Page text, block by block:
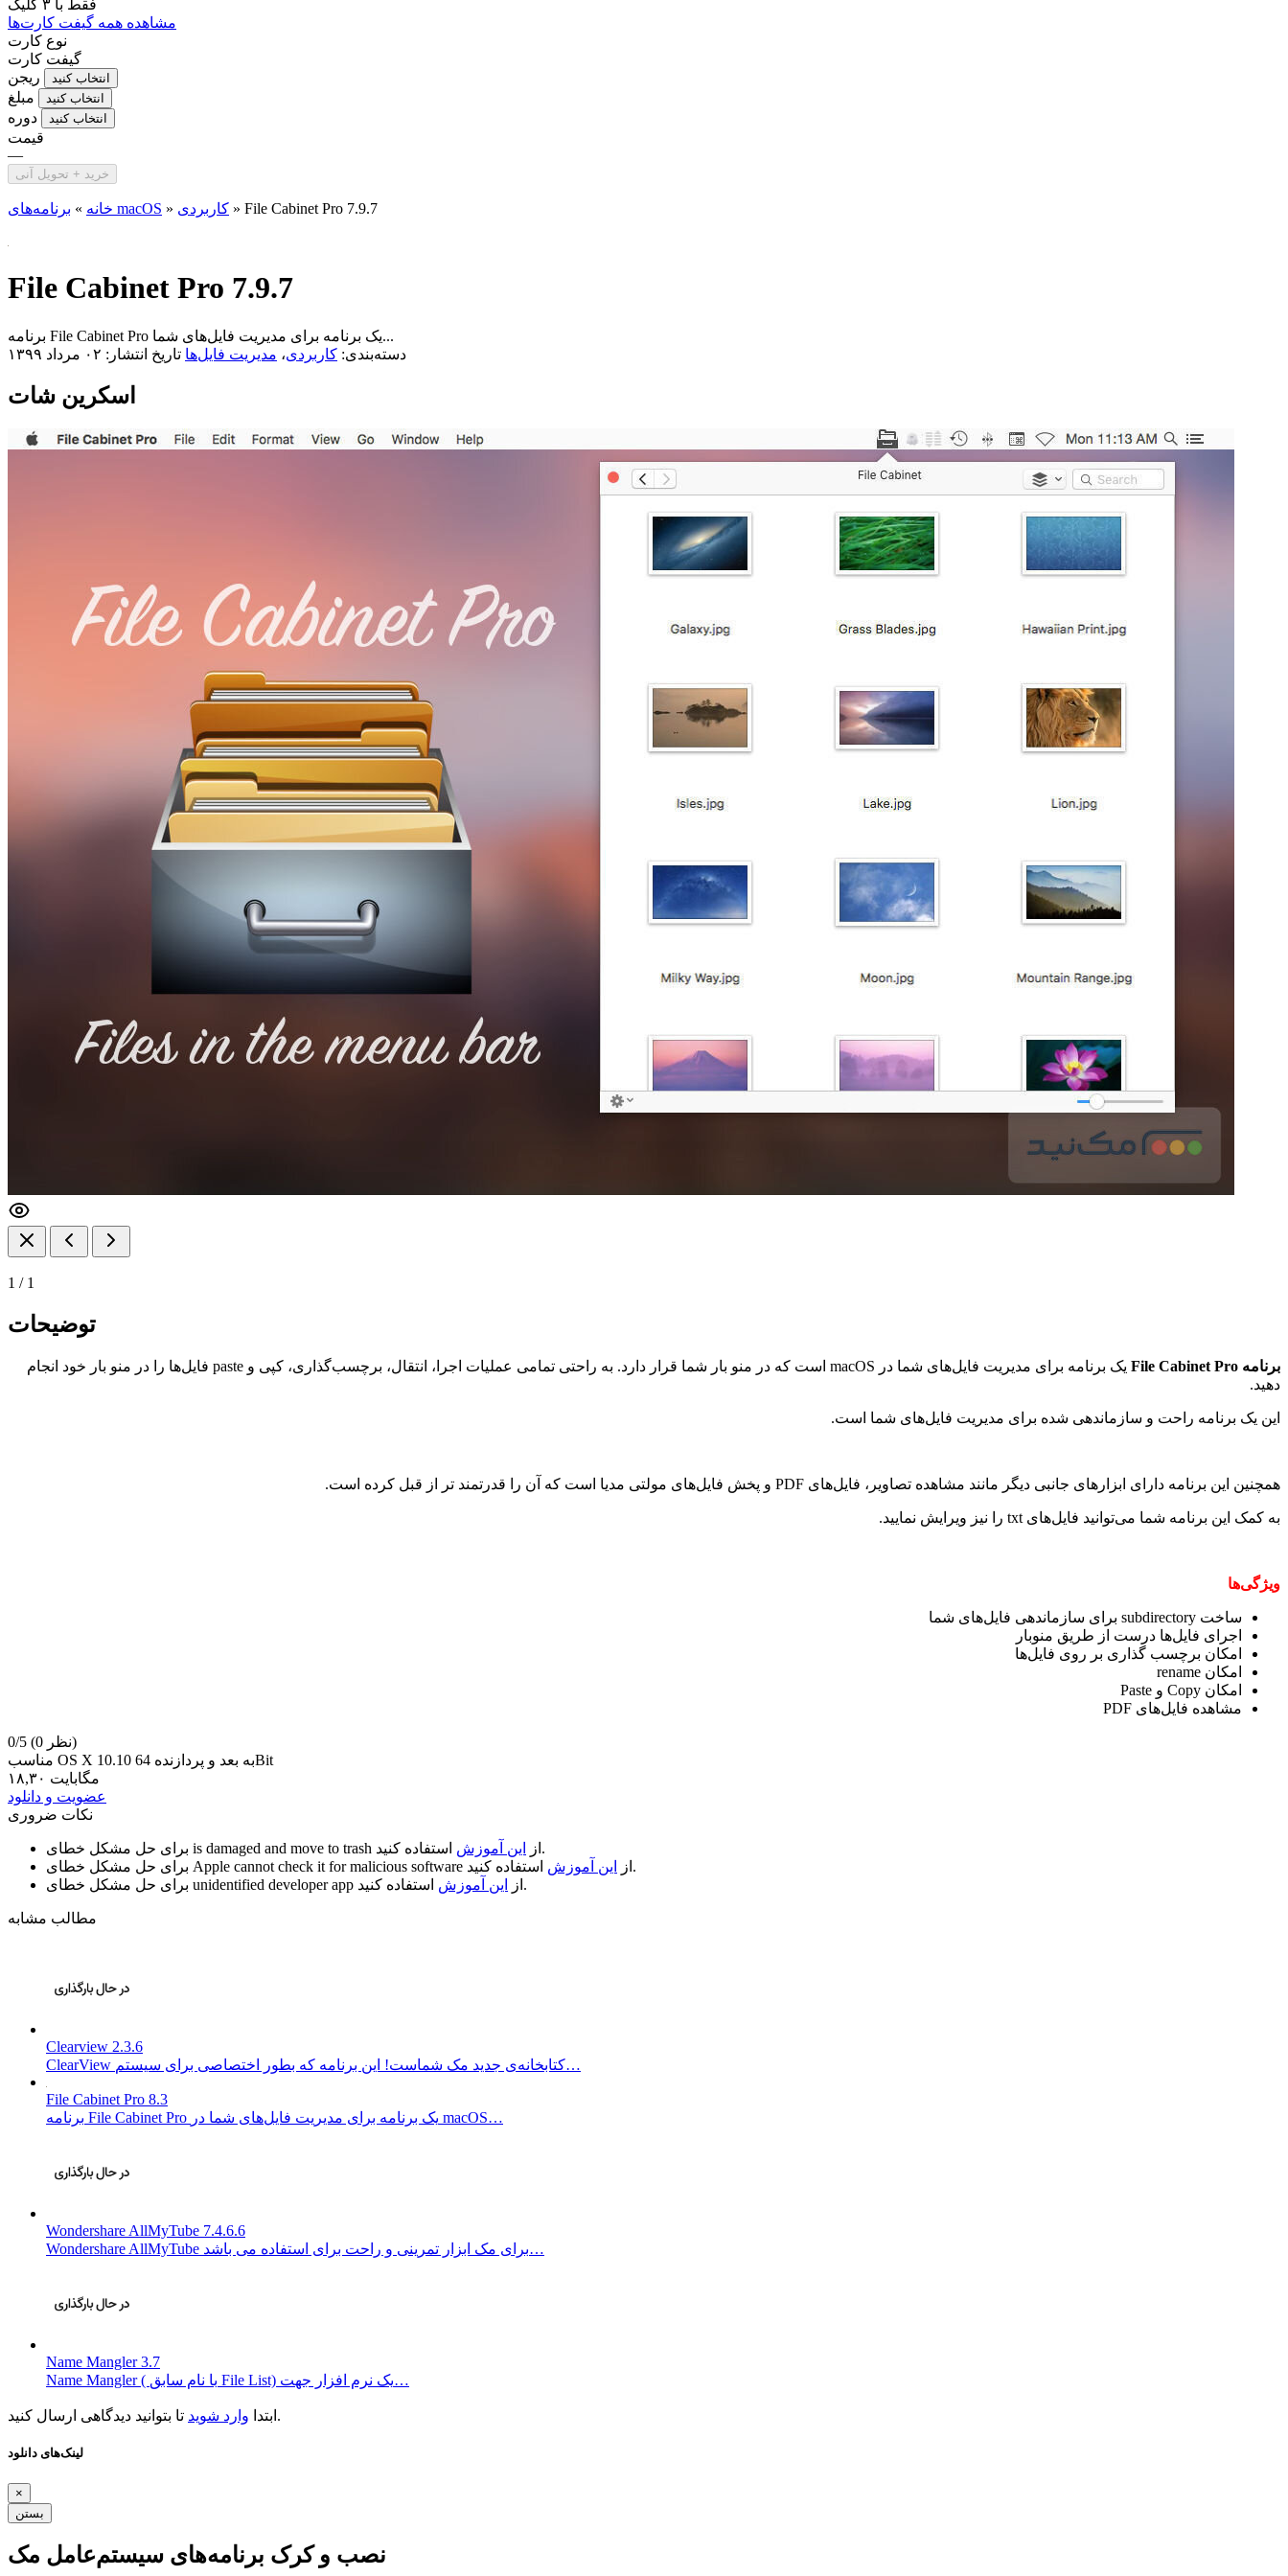
فقط با ۳ کلیک
مشاهده همه گیفت کارت‌ها
نوع کارت
گیفت کارت
ریجن
انتخاب کنید
مبلغ انتخاب کنید
دوره انتخاب کنید
قیمت
—
خرید + تحویل آنی
خانه » برنامه‌های macOS » کاربردی » File Cabinet Pro 7.9.7
File Cabinet Pro 7.9.7
برنامه File Cabinet Pro یک برنامه برای مدیریت فایل‌های شما...
دسته‌بندی: کاربردی، مدیریت فایل‌ها تاریخ انتشار: ۰۲ مرداد ۱۳۹۹
اسکرین شات
1 / 1
توضیحات
برنامه File Cabinet Pro
یک برنامه برای مدیریت فایل‌های شما در macOS است که در منو بار شما قرار دارد. به راحتی تمامی عملیات اجرا، انتقال، برچسب‌گذاری، کپی و paste فایل‌ها را در منو بار خود انجام
دهید.
این یک برنامه راحت و سازماندهی شده برای مدیریت فایل‌های شما است.
همچنین این برنامه دارای ابزار‌های جانبی دیگر مانند مشاهده تصاویر، فایل‌های PDF و پخش فایل‌های مولتی مدیا است که آن را قدرتمند تر از قبل کرده است.
به کمک این برنامه شما می‌توانید فایل‌های txt را نیز ویرایش نمایید.
ویژگی‌ها
ساخت subdirectory برای سازماندهی فایل‌های شما
اجرای فایل‌ها درست از طریق منوبار
امکان برچسب گذاری بر روی فایل‌ها
امکان rename
امکان Copy و Paste
مشاهده فایل‌های PDF
0/5
(0 نظر)
مناسب OS X 10.10 به بعد و پردازنده 64Bit
۱۸,۳۰ مگابایت
عضویت و دانلود
نکات ضروری
is damaged and move to trash از این آموزش
استفاده کنید.
Apple cannot check it for malicious software از این آموزش
استفاده کنید.
unidentified developer app از این آموزش استفاده کنید.
مطالب مشابه
Clearview 2.3.6
ClearView کتابخانه‌ی جدید مک شماست! این برنامه که بطور اختصاصی برای سیستم…
File Cabinet Pro 8.3
برنامه File Cabinet Pro یک برنامه برای مدیریت فایل‌های شما در macOS…
Wondershare AllMyTube 7.4.6.6
Wondershare AllMyTube برای مک ابزار تمرینی و راحت برای استفاده می باشد…
Name Mangler 3.7
Name Mangler ( با نام سابق File List) یک نرم افزار جهت…
ابتدا وارد شوید تا بتوانید دیدگاهی ارسال کنید.
لینک‌های دانلود
×
بستن
نصب و کرک برنامه‌های سیستم‌عامل مک